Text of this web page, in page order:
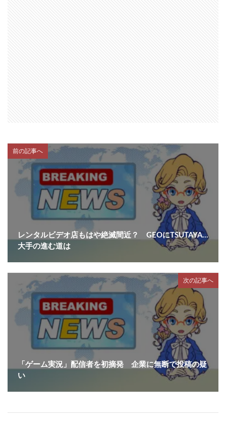
前の記事へ
レンタルビデオ店もはや絶滅間近？ GEOにTSUTAYA…
大手の進む道は
次の記事へ
「ゲーム実況」配信者を初摘発 企業に無断で投稿の疑
い